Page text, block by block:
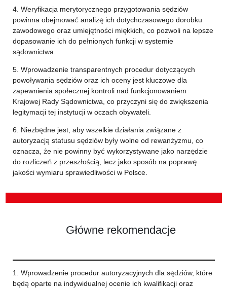
4. Weryfikacja merytorycznego przygotowania sędziów
powinna obejmować analizę ich dotychczasowego dorobku
zawodowego oraz umiejętności miękkich, co pozwoli na lepsze
dopasowanie ich do pełnionych funkcji w systemie
sądownictwa.
5. Wprowadzenie transparentnych procedur dotyczących
powoływania sędziów oraz ich oceny jest kluczowe dla
zapewnienia społecznej kontroli nad funkcjonowaniem
Krajowej Rady Sądownictwa, co przyczyni się do zwiększenia
legitymacji tej instytucji w oczach obywateli.
6. Niezbędne jest, aby wszelkie działania związane z
autoryzacją statusu sędziów były wolne od rewanżyzmu, co
oznacza, że nie powinny być wykorzystywane jako narzędzie
do rozliczeń z przeszłością, lecz jako sposób na poprawę
jakości wymiaru sprawiedliwości w Polsce.
Główne rekomendacje
1. Wprowadzenie procedur autoryzacyjnych dla sędziów, które
będą oparte na indywidualnej ocenie ich kwalifikacji oraz